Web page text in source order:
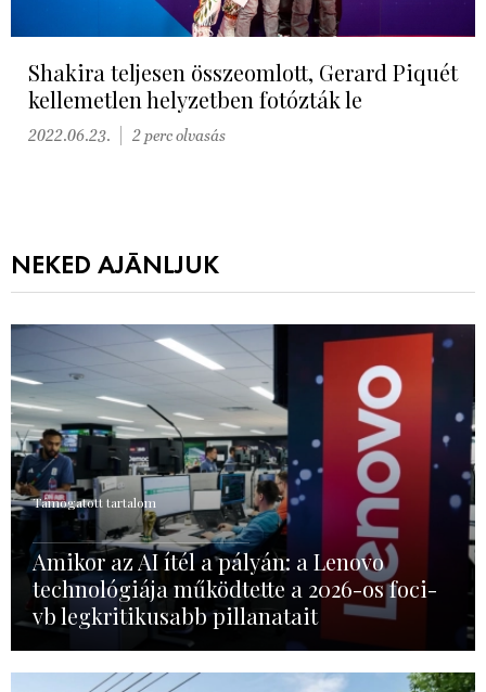
Shakira teljesen összeomlott, Gerard Piquét
kellemetlen helyzetben fotózták le
2022.06.23. 2 perc olvasás
NEKED AJÁNLJUK
Támogatott tartalom
Amikor az AI ítél a pályán: a Lenovo
technológiája működtette a 2026-os foci-
vb legkritikusabb pillanatait